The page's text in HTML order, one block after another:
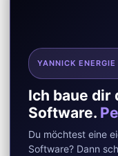
YANNICK
Ich baue dir
Software.
Du möchtest eine
Software? Dann